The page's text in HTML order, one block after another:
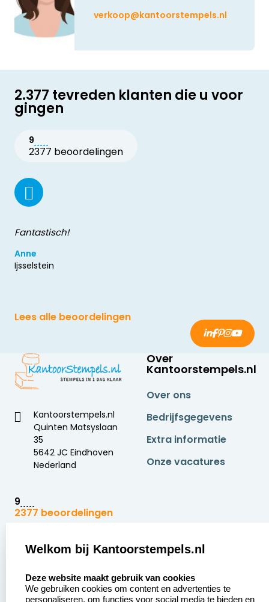
verkoop@kantoorstempels.nl
2.377 tevreden klanten die u voor
gingen
9
2377 beoordelingen
Fantastisch!
Anne
Ijsselstein
Lees alle beoordelingen
Kantoorstempels.nl
Quinten Matsyslaan
35
5642 JC Eindhoven
Nederland
9
2377 beoordelingen
Over
Kantoorstempels.nl
Over ons
Bedrijfsgegevens
Extra informatie
Onze vacatures
Zakelijk:
Aanvraag op maat
Betaling &
Klantenservice:
Contact opnemen
Veel gestelde vragen
Welkom bij Kantoorstempels.nl
Deze website maakt gebruik van cookies
We gebruiken cookies om content en advertenties te
personaliseren, om functies voor social media te bieden en